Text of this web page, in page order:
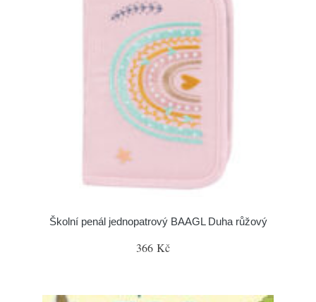
Školní penál jednopatrový BAAGL Duha růžový
366 Kč